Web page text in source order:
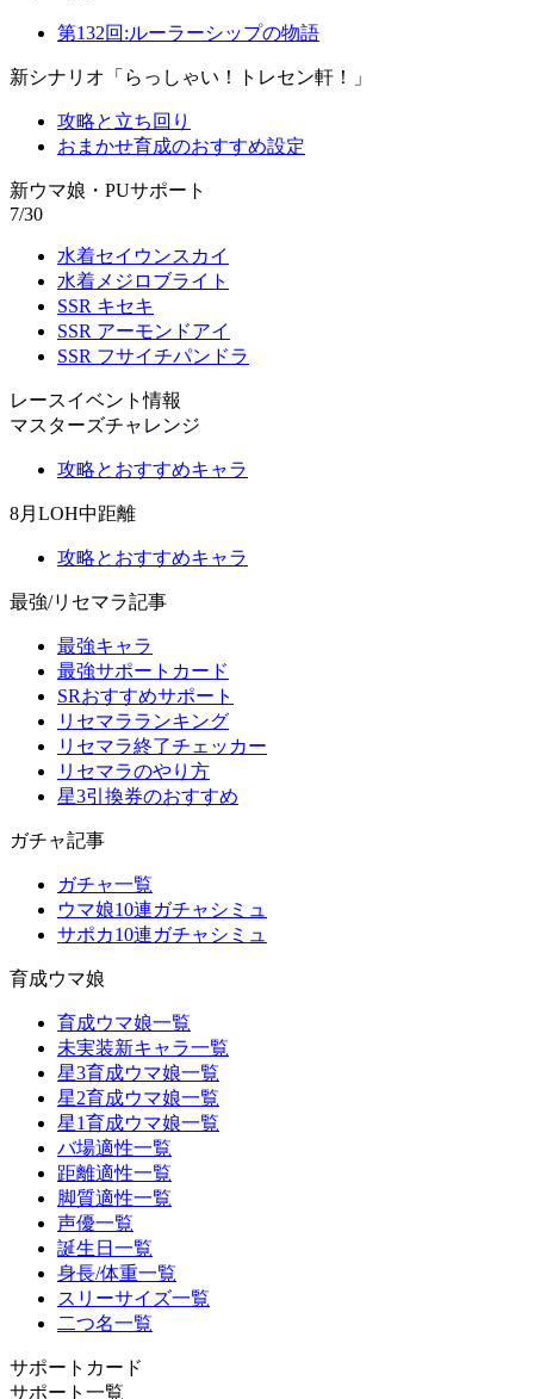
第132回:ルーラーシップの物語
新シナリオ「らっしゃい！トレセン軒！」
攻略と立ち回り
おまかせ育成のおすすめ設定
新ウマ娘・PUサポート
7/30
水着セイウンスカイ
水着メジロブライト
SSR キセキ
SSR アーモンドアイ
SSR フサイチパンドラ
レースイベント情報
マスターズチャレンジ
攻略とおすすめキャラ
8月LOH中距離
攻略とおすすめキャラ
最強/リセマラ記事
最強キャラ
最強サポートカード
SRおすすめサポート
リセマラランキング
リセマラ終了チェッカー
リセマラのやり方
星3引換券のおすすめ
ガチャ記事
ガチャ一覧
ウマ娘10連ガチャシミュ
サポカ10連ガチャシミュ
育成ウマ娘
育成ウマ娘一覧
未実装新キャラ一覧
星3育成ウマ娘一覧
星2育成ウマ娘一覧
星1育成ウマ娘一覧
バ場適性一覧
距離適性一覧
脚質適性一覧
声優一覧
誕生日一覧
身長/体重一覧
スリーサイズ一覧
二つ名一覧
サポートカード
サポート一覧